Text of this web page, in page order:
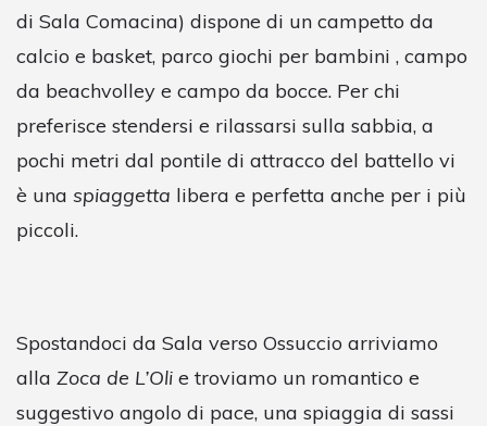
di Sala Comacina) dispone di un campetto da
calcio e basket, parco giochi per bambini , campo
da beachvolley e campo da bocce. Per chi
preferisce stendersi e rilassarsi sulla sabbia, a
pochi metri dal pontile di attracco del battello vi
è una spiaggetta libera e perfetta anche per i più
piccoli.
Spostandoci da Sala verso Ossuccio arriviamo
alla Zoca de L’Oli e troviamo un romantico e
suggestivo angolo di pace, una spiaggia di sassi